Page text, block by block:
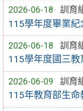
2026-06-18 訓育
115學年度畢業紀
2026-06-18 訓育
115學年度國三
2026-06-09 訓育
115年教育部生